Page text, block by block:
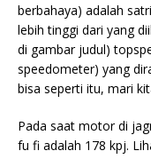
berbahaya) adalah
lebih tinggi dari yang
di gambar judul)
speedometer) yang
bisa seperti itu, mari
Pada saat motor di
fu fi adalah 178 kpj.